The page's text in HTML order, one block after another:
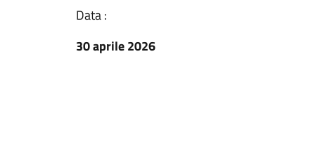
Data :
30 aprile 2026